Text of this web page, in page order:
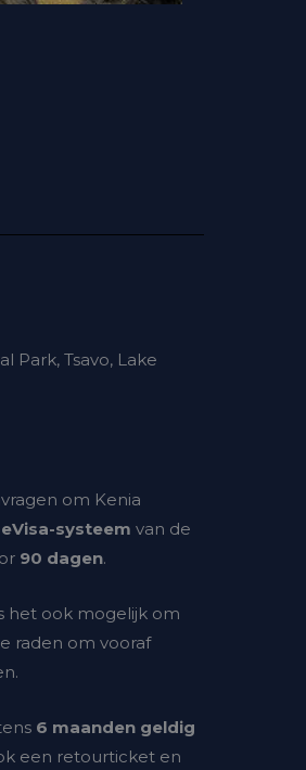
Park, Tsavo, Lake
om Kenia
eVisa-systeem van de
90 dagen.
het ook mogelijk om
raden om vooraf
6 maanden geldig
een retourticket en